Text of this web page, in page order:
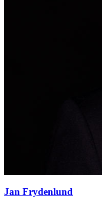
Jan Frydenlund